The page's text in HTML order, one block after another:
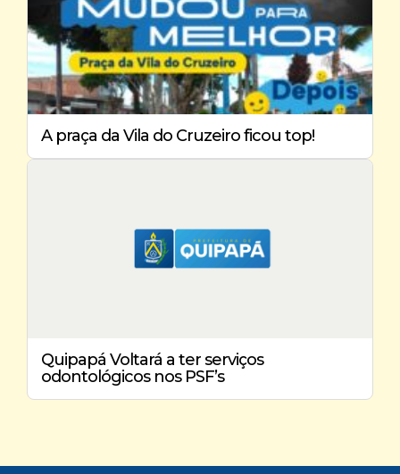
A praça da Vila do Cruzeiro ficou top!
Quipapá Voltará a ter serviços
odontológicos nos PSF’s